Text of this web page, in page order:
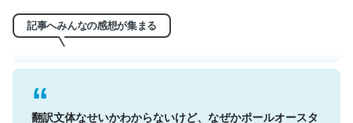
記事へみんなの感想が集まる
翻訳文体なせいかわからないけど、なぜかポールオースタ